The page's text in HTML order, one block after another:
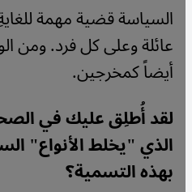
السياسة قضية مهمة
عائلة وعلى كل فرد. ومن
أيضاً كمخرجين.
لقد أُطلِق عليك في
الذي "يخلط الأنواع"
بهذه التسمية؟